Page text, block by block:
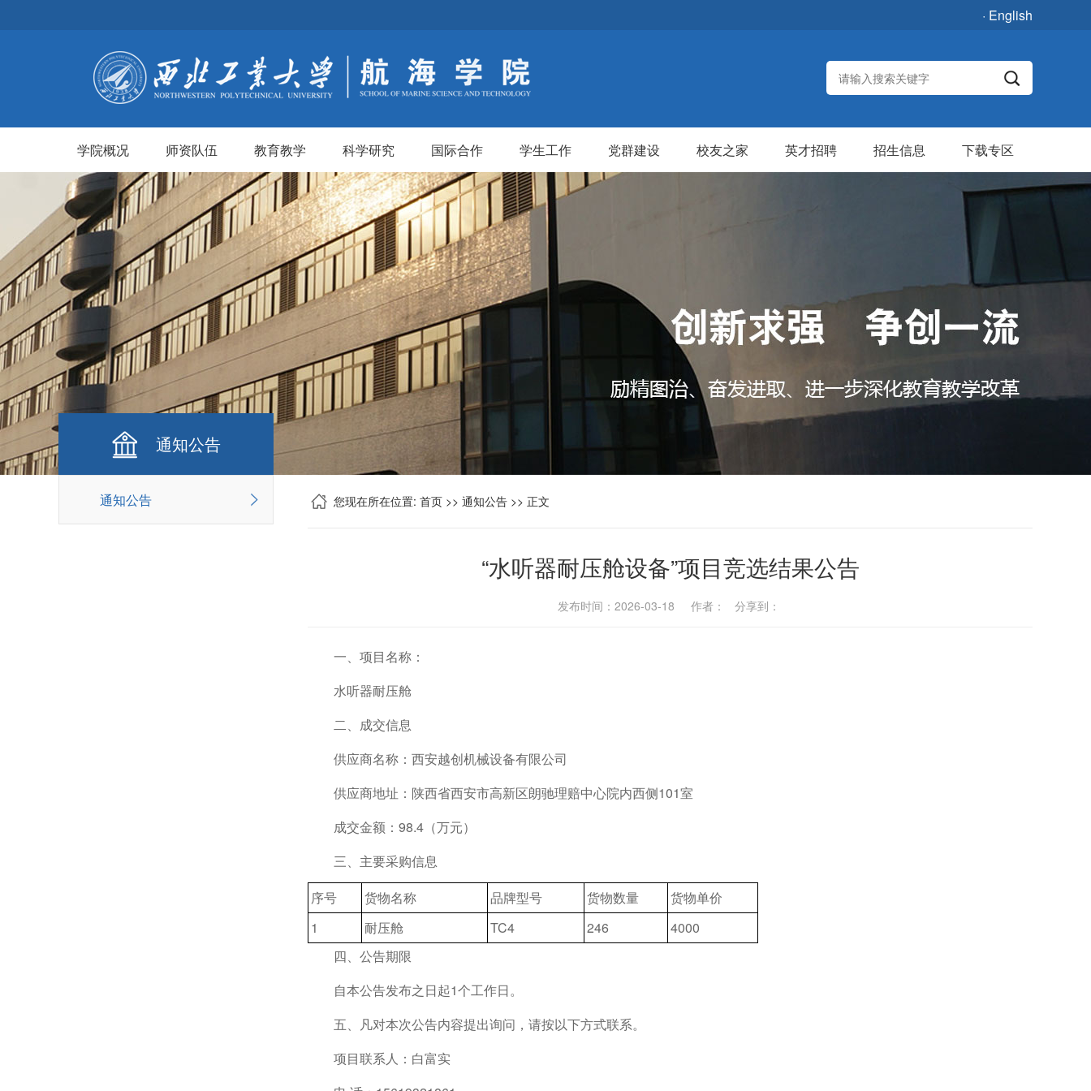
· English
学院概况 师资队伍 教育教学 科学研究 国际合作 学生工作 党群建设 校友之家 英才招聘 招生信息 下载专区
通知公告
通知公告 您现在所在位置: 首页 >> 通知公告 >> 正文
“水听器耐压舱设备”项目竞选结果公告
发布时间：2026-03-18 作者： 分享到：
一、项目名称：
水听器耐压舱
二、成交信息
供应商名称：西安越创机械设备有限公司
供应商地址：陕西省西安市高新区朗驰理赔中心院内西侧101室
成交金额：98.4（万元）
三、主要采购信息
序号
货物名称 品牌型号 货物数量
货物单价
1
耐压舱 TC4 246
4000
四、公告期限
自本公告发布之日起1个工作日。
五、凡对本次公告内容提出询问，请按以下方式联系。
项目联系人：白富实